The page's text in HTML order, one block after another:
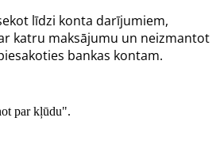
līdzi konta darījumiem,
katru maksājumu un neizmantot
bankas kontam.
par kļūdu".